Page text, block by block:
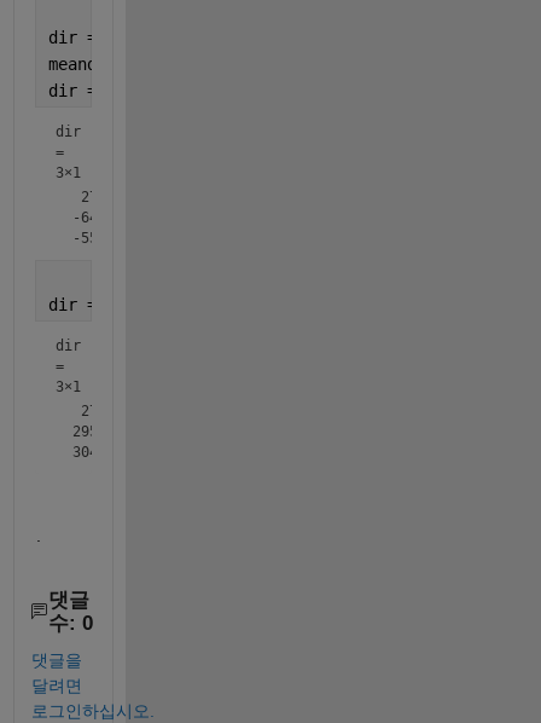
dir = D(:,5);
meandir = @(a) atan2d(mean(sind(a)),mean(cosd(a)));
dir = accumarray(ceil((1:numel(dir))/
dir
=
3×1
   27.0977
  -64.0652
dir =
dir
=
3×1
   27.0977
  295.9348
댓글
수: 0
댓글을
달려면
로그인하십시오.